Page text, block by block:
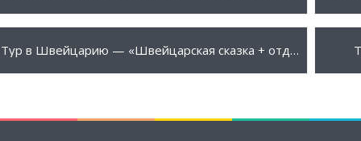
1595 € ПОДРОБНЕЕ Тур в Швейцарию — «Швейцарская сказка + отдых в Лейкербад»